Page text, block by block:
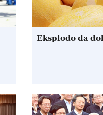
Eksplodo da